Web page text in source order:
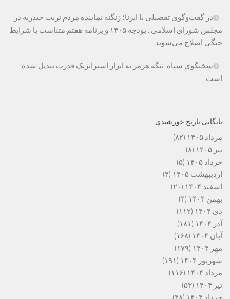
در گفت‌وگوی تفصیلی با ایرنا؛ زنگنه نماینده مردم تربت حیدریه در
مجلس شورای اسلامی : بودجه ۱۴۰۵ و برنامه هفتم متناسب با شرایط
جنگی اصلاح می‌شوند
سخنگوی سپاه: تنگه هرمز به ابزار استراتژیک قدرت تبدیل شده
است
بایگانی تاریخ خورشیدی
مرداد ۱۴۰۵
(۸۲)
تیر ۱۴۰۵
(۸)
خرداد ۱۴۰۵
(۵)
اردیبهشت ۱۴۰۵
(۴)
اسفند ۱۴۰۴
(۲۰)
بهمن ۱۴۰۴
(۴)
دی ۱۴۰۴
(۱۱۲)
آذر ۱۴۰۴
(۱۸۱)
آبان ۱۴۰۴
(۱۶۸)
مهر ۱۴۰۴
(۱۷۹)
شهریور ۱۴۰۴
(۱۹۱)
مرداد ۱۴۰۴
(۱۱۶)
تیر ۱۴۰۴
(۵۳)